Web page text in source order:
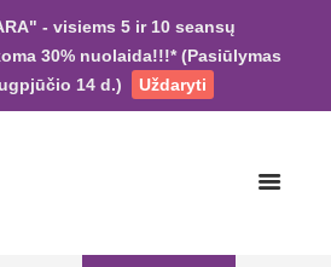
- visiems 5 ir 10 seansų
30% nuolaida!!!* (Pasiūlymas
14 d.)
Uždaryti